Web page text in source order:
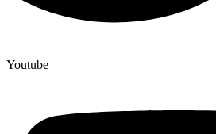
Youtube